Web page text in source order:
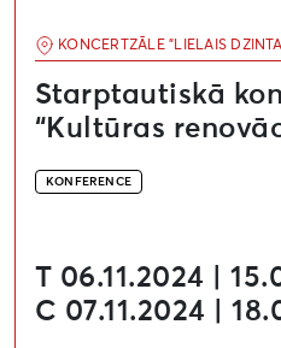
KONCERTZĀLE "LIELAIS
Starptautiskā
“Kultūras
KONFERENCE
T 06.11.2024 |
C 07.11.2024 |